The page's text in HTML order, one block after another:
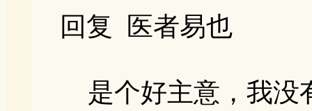
回复 医者易也
是个好主意，我没